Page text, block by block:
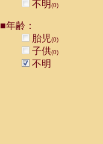
不明(0)
■年齢：
胎児(0)
子供(0)
不明